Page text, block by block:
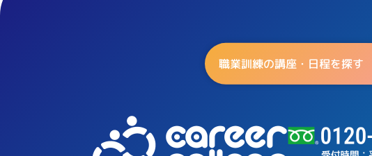
職業訓練の講座・日程を探す